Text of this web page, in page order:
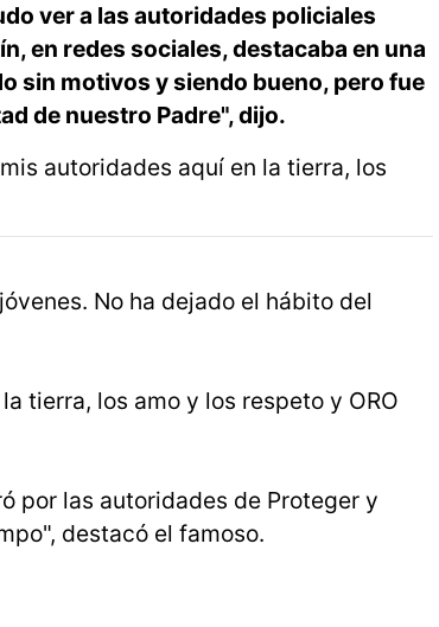
ver a las autoridades policiales
en redes sociales, destacaba en una
sin motivos y siendo bueno, pero fue
de nuestro Padre", dijo.
autoridades aquí en la tierra, los
No ha dejado el hábito del
tierra, los amo y los respeto y ORO
por las autoridades de Proteger y
destacó el famoso.